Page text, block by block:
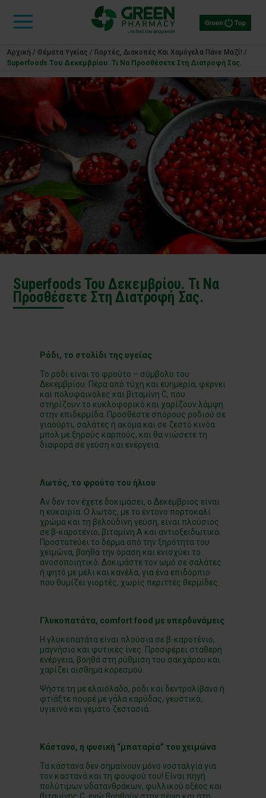
Αρχική / Θέματα Υγείας / Γιορτές, Διακοπές Και Χαμόγελα Πάνε Μαζί! /
Superfoods Του Δεκεμβρίου. Τι Να Προσθέσετε Στη Διατροφή Σας.
Superfoods Του Δεκεμβρίου. Τι Να
Προσθέσετε Στη Διατροφή Σας.
Ρόδι, το στολίδι της υγείας
Το ρόδι είναι το φρούτο – σύμβολο του
Δεκεμβρίου. Πέρα από τύχη και ευημερία, φέρνει
και πολυφαινόλες και βιταμίνη C, που
στηρίζουν το κυκλοφορικό και χαρίζουν λάμψη
στην επιδερμίδα. Προσθέστε σπόρους ροδιού σε
γιαούρτι, σαλάτες ή ακόμα και σε ζεστό κινόα
μπολ με ξηρούς καρπούς, και θα νιώσετε τη
διαφορά σε γεύση και ενέργεια.
Λωτός, το φρούτο του ήλιου
Αν δεν τον έχετε δοκιμάσει, ο Δεκέμβριος είναι
η ευκαιρία. Ο λωτός, με το έντονο πορτοκαλί
χρώμα και τη βελούδινη γεύση, είναι πλούσιος
σε β-καροτένιο, βιταμίνη Α και αντιοξειδωτικά.
Προστατεύει το δέρμα από την ξηρότητα του
χειμώνα, βοηθά την όραση και ενισχύει το
ανοσοποιητικό. Δοκιμάστε τον ωμό σε σαλάτες
ή ψητό με μέλι και κανέλα, για ένα επιδόρπιο
που θυμίζει γιορτές, χωρίς περιττές θερμίδες.
Γλυκοπατάτα, comfort food με υπερδυνάμεις
Η γλυκοπατάτα είναι πλούσια σε β-καροτένιο,
μαγνήσιο και φυτικές ίνες. Προσφέρει σταθερή
ενέργεια, βοηθά στη ρύθμιση του σακχάρου και
χαρίζει αίσθημα κορεσμού.
Ψήστε τη με ελαιόλαδο, ρόδι και δεντρολίβανο ή
φτιάξτε πουρέ με γάλα καρύδας, γευστικό,
υγιεινό και γεμάτο ζεστασιά.
Κάστανο, η φυσική “μπαταρία” του χειμώνα
Τα κάστανα δεν σημαίνουν μόνο νοσταλγία για
τον καστανά και τη φουφού του! Είναι πηγή
πολύτιμων υδατανθράκων, φυλλικού οξέος και
βιταμίνης C, ενώ βοηθούν στην πέψη και στη